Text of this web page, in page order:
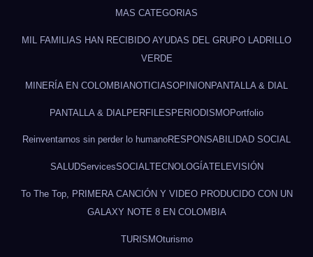
MAS CATEGORIAS
MIL FAMILIAS HAN RECIBIDO AYUDAS DEL GRUPO LADRILLO
VERDE
MINERÍA EN COLOMBIA NOTICIASOPINION PANTALLA & DIAL
PANTALLA & DIAL PERFILESPERIODISMOPortfolio
Reinventarnos sin perder lo humanoRESPONSABILIDAD SOCIAL
SALUDServicesSOCIALTECNOLOGÍATELEVISIÓN
To The Top, PRIMERA CANCIÓN Y VIDEO PRODUCIDO CON UN
GALAXY NOTE 8 EN COLOMBIA
TURISMOturismo